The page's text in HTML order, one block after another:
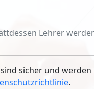
Lehrer
sicher und
.